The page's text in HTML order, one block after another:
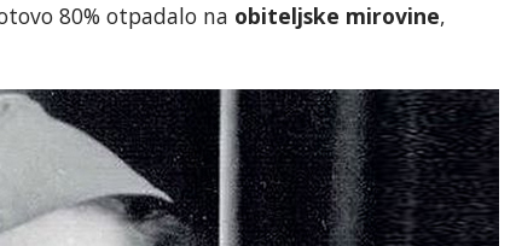
80% otpadalo na obiteljske mirovine,